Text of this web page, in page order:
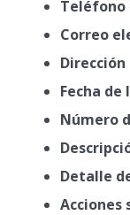
Teléfono
Correo
Dirección
Fecha de
Número
Detalle
Acciones